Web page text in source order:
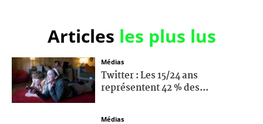
Articles les plus lus
Médias
Twitter : Les 15/24 ans
représentent 42 % des...
Médias